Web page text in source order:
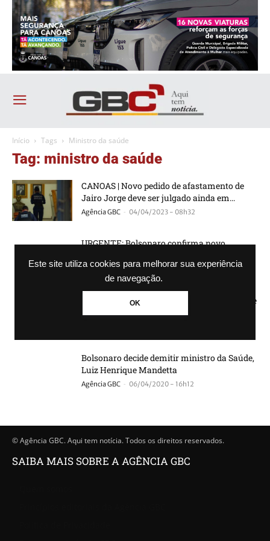
Este site utiliza cookies para melhorar sua experiência
de navegação.
OK
Início Tags Ministro da saúde
Tag: ministro da saúde
CANOAS | Novo pedido de afastamento de
Jairo Jorge deve ser julgado ainda em...
Agência GBC - 04/04/2023 - 08h32
URGENTE: Bolsonaro confirma novo
Agência GBC - 15/03/2021 - 20h00
Pressionado por militares, Bolsonaro recua e
Bolsonaro decide demitir ministro da Saúde,
Luiz Henrique Mandetta
Agência GBC - 06/04/2020 - 16h12
© Agência GBC. Aqui tem notícia. Todos os direitos reservados.
SAIBA MAIS SOBRE A AGÊNCIA GBC